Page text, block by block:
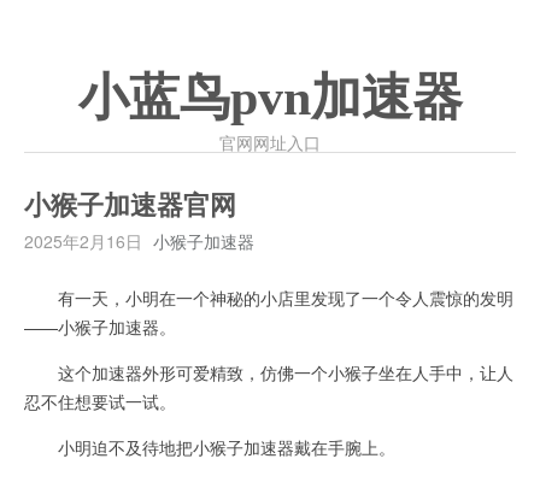
小蓝鸟pvn加速器
官网网址入口
小猴子加速器官网
2025年2月16日 小猴子加速器
有一天，小明在一个神秘的小店里发现了一个令人震惊的发明
——小猴子加速器。
这个加速器外形可爱精致，仿佛一个小猴子坐在人手中，让人
忍不住想要试一试。
小明迫不及待地把小猴子加速器戴在手腕上。